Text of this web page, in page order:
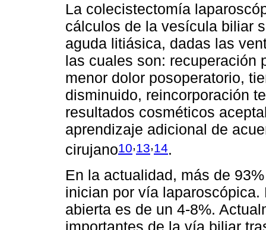
La colecistectomía
cálculos de la vesícula biliar
aguda litiásica, dadas las
las cuales son: recuperación
menor dolor posoperatorio,
disminuido, reincorporación
resultados cosméticos
aprendizaje adicional de
cirujano10,13,14.
En la actualidad, más de
inician por vía
abierta es de un 4-8%.
importantes de la vía biliar